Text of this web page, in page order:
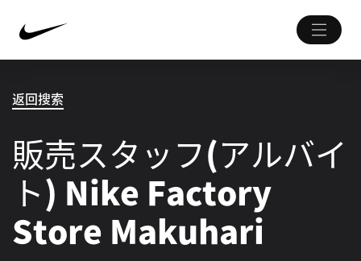
返回搜索
販売スタッフ(アルバイ
ト) Nike Factory
Store Makuhari